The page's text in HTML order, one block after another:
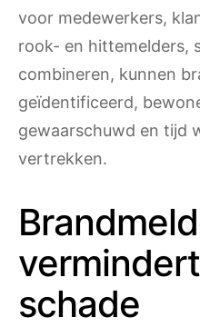
voor medewerkers,
rook- en hittemelders,
combineren, kunnen
geïdentificeerd,
gewaarschuwd en tijd
vertrekken.
schade